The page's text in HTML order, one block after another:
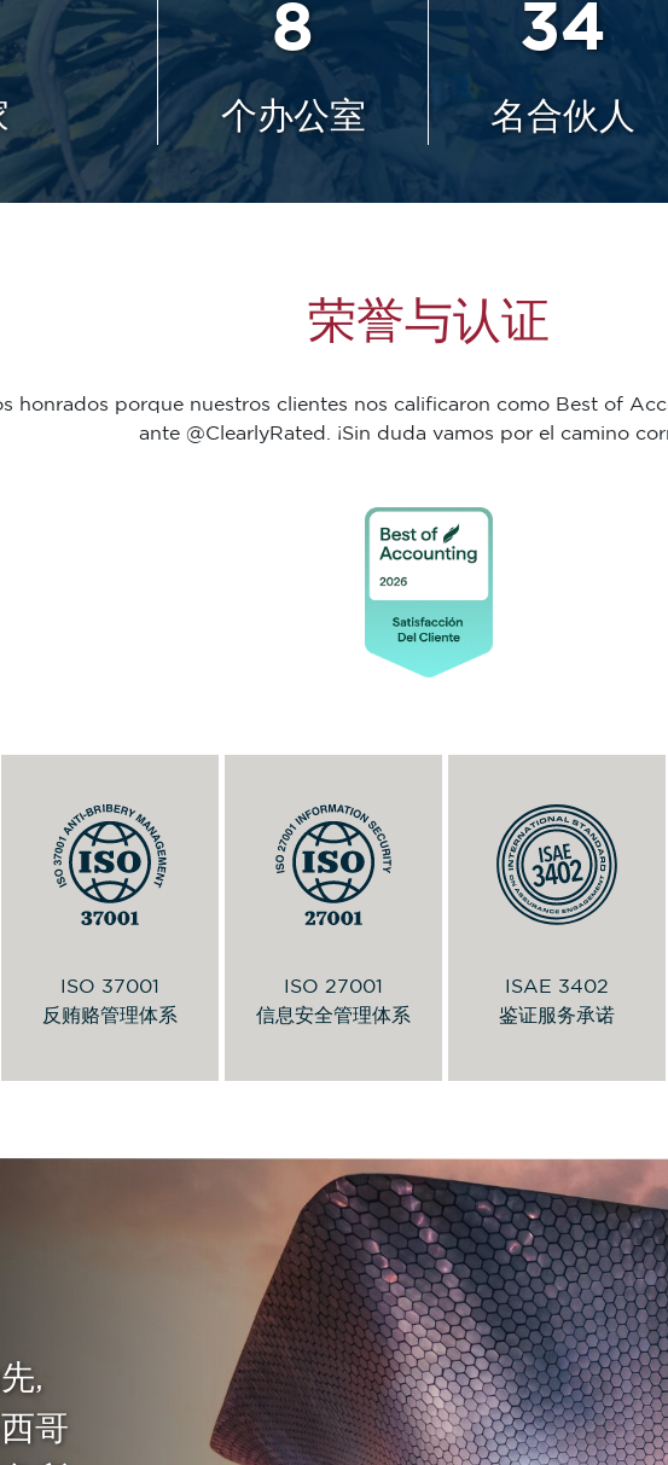
8
个办公室
34
名合伙人
荣誉与认证
honrados porque nuestros clientes nos calificaron como Best of
ante @ClearlyRated. ¡Sin duda vamos por el camino
ISO 37001
反贿赂管理体系
用于促进企业道德并打击贿赂行为的
国际标准，适用于组织内部人员或代
表组织行事的第三方。
ISO 27001
信息安全管理体系
用于管理信息安全的标准。信息是我
们最重要的资产，因此我们实施各种
控制措施以确保其保密性、可用性和
完整性。
ISAE 3402
鉴证服务承诺
为了持续改进并提供高品质的服务，
我们根据 SSAE 16 标准（SOC 1的
类型 2）进行了审计，以确保我们符
合 ISAE 3402 标准的控制要求。
,
哥